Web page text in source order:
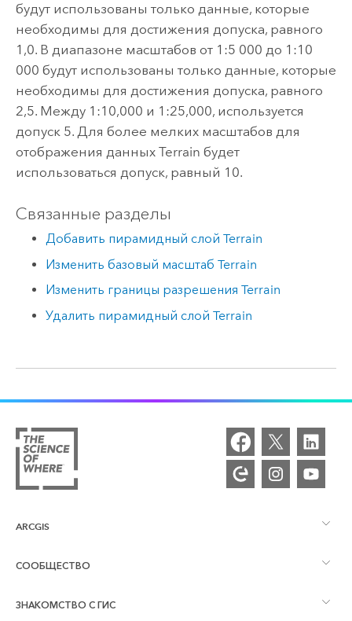
будут использованы только данные, которые
необходимы для достижения допуска, равного
1,0. В диапазоне масштабов от 1:5 000 до 1:10
000 будут использованы только данные, которые
необходимы для достижения допуска, равного
2,5. Между 1:10,000 и 1:25,000, используется
допуск 5. Для более мелких масштабов для
отображения данных Terrain будет
использоваться допуск, равный 10.
Связанные разделы
Добавить пирамидный слой Terrain
Изменить базовый масштаб Terrain
Изменить границы разрешения Terrain
Удалить пирамидный слой Terrain
ARCGIS
Обзор ArcGIS
СООБЩЕСТВО
Сообщества и форумы
ЗНАКОМСТВО С ГИС